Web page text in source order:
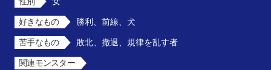
好きなもの 勝利、前線、犬
苦手なもの 敗北、撤退、規律を乱す者
関連モンスター